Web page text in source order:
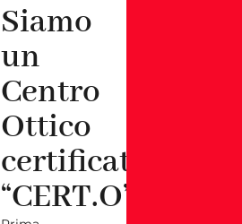
Siamo
un
Centro
Ottico
certificato
“CERT.O”